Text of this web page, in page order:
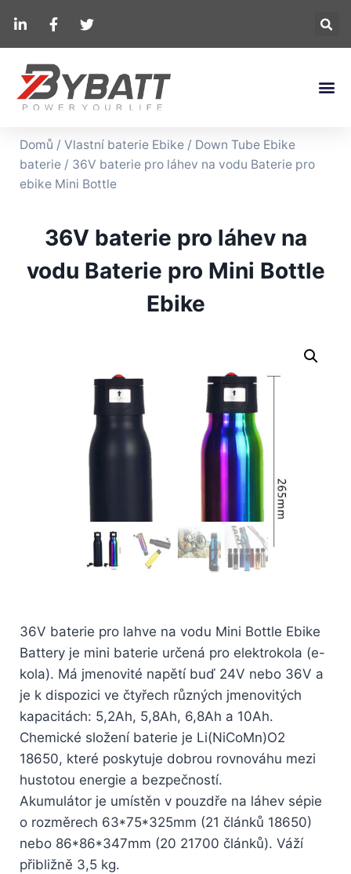
Domů / Vlastní baterie Ebike / Down Tube Ebike
baterie / 36V baterie pro láhev na vodu Baterie pro
ebike Mini Bottle
36V baterie pro láhev na
vodu Baterie pro Mini Bottle
Ebike
36V baterie pro lahve na vodu Mini Bottle Ebike
Battery je mini baterie určená pro elektrokola (e-
kola). Má jmenovité napětí buď 24V nebo 36V a
je k dispozici ve čtyřech různých jmenovitých
kapacitách: 5,2Ah, 5,8Ah, 6,8Ah a 10Ah.
Chemické složení baterie je Li(NiCoMn)O2
18650, které poskytuje dobrou rovnováhu mezi
hustotou energie a bezpečností.
Akumulátor je umístěn v pouzdře na láhev sépie
o rozměrech 63*75*325mm (21 článků 18650)
nebo 86*86*347mm (20 21700 článků). Váží
přibližně 3,5 kg.